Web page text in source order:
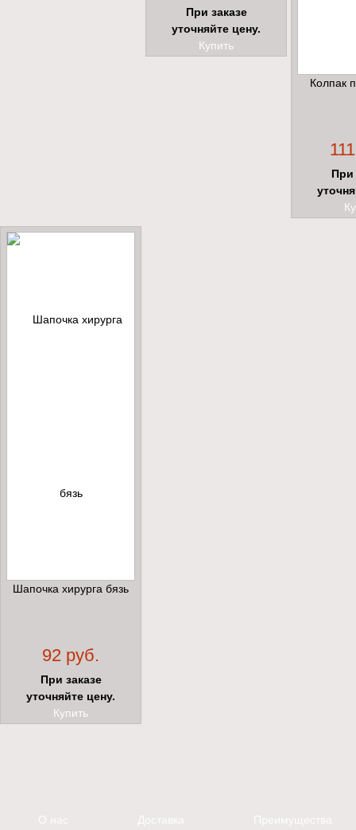
При заказе
уточняйте цену.
Купить
Колпак
При
Шапочка хирурга бязь
92 руб.
При заказе
уточняйте цену.
Купить
О нас Доставка Преимущества